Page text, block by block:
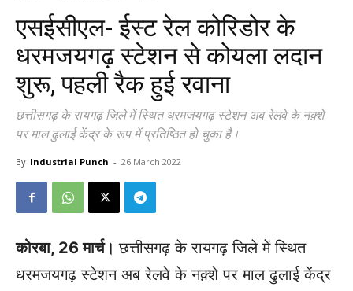
एसईसीएल- ईस्ट रेल कोरिडोर के
धरमजयगढ़ स्टेशन से कोयला लदान
शुरू, पहली रैक हुई रवाना
छत्तीसगढ़ के रायगढ़ जिले में स्थित धरमजयगढ़ स्टेशन अब रेलवे के नक़्शे
पर माल ढुलाई केंद्र के रूप में प्रतिष्ठित हो चुका है।
By Industrial Punch - 26 March 2022
कोरबा, 26 मार्च। छत्तीसगढ़ के रायगढ़ जिले में स्थित
धरमजयगढ़ स्टेशन अब रेलवे के नक़्शे पर माल ढुलाई केंद्र